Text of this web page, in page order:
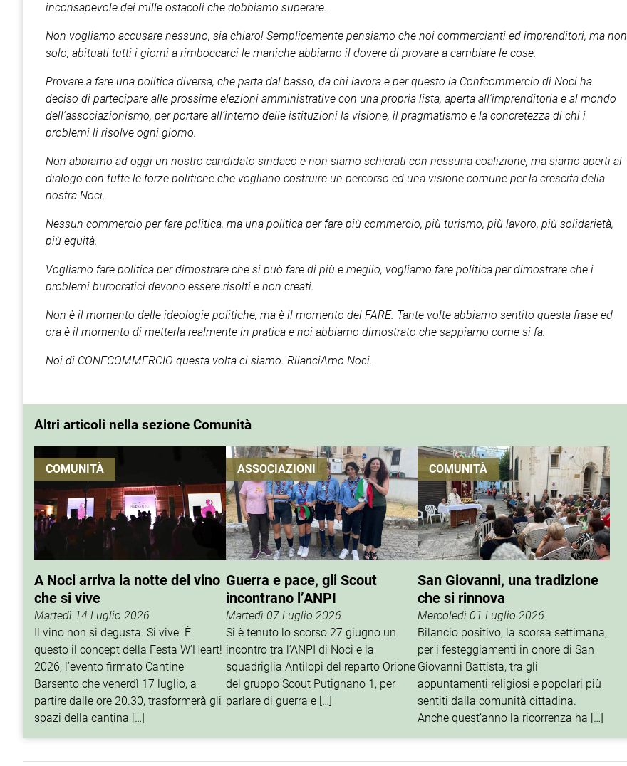
inconsapevole dei mille ostacoli che dobbiamo superare.
Non vogliamo accusare nessuno, sia chiaro! Semplicemente pensiamo che noi commercianti ed imprenditori, ma non
solo, abituati tutti i giorni a rimboccarci le maniche abbiamo il dovere di provare a cambiare le cose.
Provare a fare una politica diversa, che parta dal basso, da chi lavora e per questo la Confcommercio di Noci ha
deciso di partecipare alle prossime elezioni amministrative con una propria lista, aperta all’imprenditoria e al mondo
dell’associazionismo, per portare all’interno delle istituzioni la visione, il pragmatismo e la concretezza di chi i
problemi li risolve ogni giorno.
Non abbiamo ad oggi un nostro candidato sindaco e non siamo schierati con nessuna coalizione, ma siamo aperti al
dialogo con tutte le forze politiche che vogliano costruire un percorso ed una visione comune per la crescita della
nostra Noci.
Nessun commercio per fare politica, ma una politica per fare più commercio, più turismo, più lavoro, più solidarietà,
più equità.
Vogliamo fare politica per dimostrare che si può fare di più e meglio, vogliamo fare politica per dimostrare che i
problemi burocratici devono essere risolti e non creati.
Non è il momento delle ideologie politiche, ma è il momento del FARE. Tante volte abbiamo sentito questa frase ed
ora è il momento di metterla realmente in pratica e noi abbiamo dimostrato che sappiamo come si fa.
Noi di CONFCOMMERCIO questa volta ci siamo. RilanciAmo Noci.
Altri articoli nella sezione Comunità
COMUNITÀ
A Noci arriva la notte del vino
che si vive
Martedì 14 Luglio 2026
Il vino non si degusta. Si vive. È
questo il concept della Festa W’Heart!
2026, l’evento firmato Cantine
Barsento che venerdì 17 luglio, a
partire dalle ore 20.30, trasformerà gli
spazi della cantina […]
ASSOCIAZIONI
Guerra e pace, gli Scout
incontrano l’ANPI
Martedì 07 Luglio 2026
Si è tenuto lo scorso 27 giugno un
incontro tra l’ANPI di Noci e la
squadriglia Antilopi del reparto Orione
del gruppo Scout Putignano 1, per
parlare di guerra e […]
COMUNITÀ
San Giovanni, una tradizione
che si rinnova
Mercoledì 01 Luglio 2026
Bilancio positivo, la scorsa settimana,
per i festeggiamenti in onore di San
Giovanni Battista, tra gli
appuntamenti religiosi e popolari più
sentiti dalla comunità cittadina.
Anche quest’anno la ricorrenza ha […]